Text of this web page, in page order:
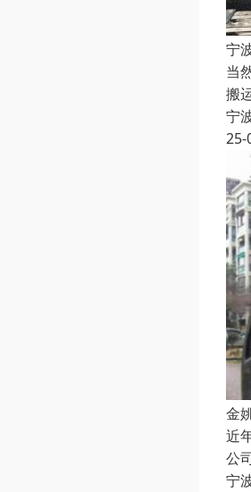
宁
当
搬
宁
25-
金
近
公
宁